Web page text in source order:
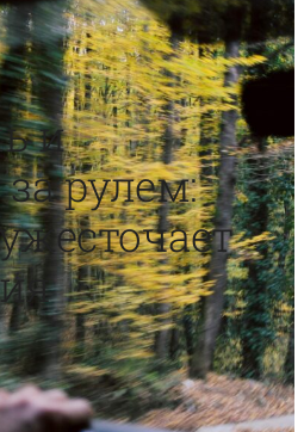
и
рулем: